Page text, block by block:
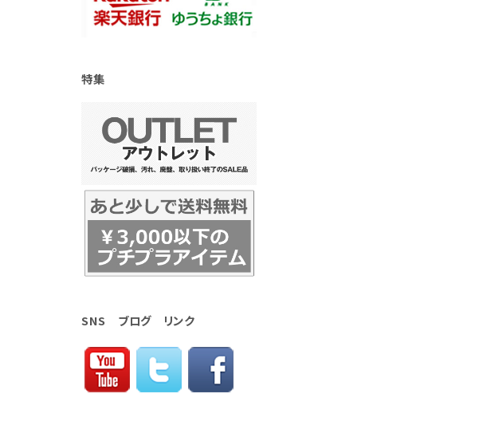
特集
SNS ブログ リンク